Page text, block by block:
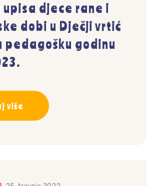
djece rane i
dobi u Dječji vrtić
pedagošku godinu
više